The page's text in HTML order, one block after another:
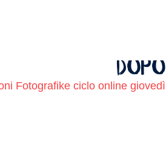
DOPO
Fotografike ciclo online giovedì